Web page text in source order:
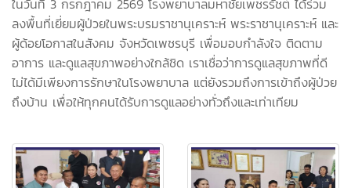
ในวันที่ 3 กรกฎาคม 2569 โรงพยาบาลมหาชัยเพชรรัชต์ ได้ร่วม
ลงพื้นที่เยี่ยมผู้ป่วยในพระบรมราชานุเคราะห์ พระราชานุเคราะห์ และ
ผู้ด้อยโอกาสในสังคม จังหวัดเพชรบุรี เพื่อมอบกำลังใจ ติดตาม
อาการ และดูแลสุขภาพอย่างใกล้ชิด เราเชื่อว่าการดูแลสุขภาพที่ดี
ไม่ได้มีเพียงการรักษาในโรงพยาบาล แต่ยังรวมถึงการเข้าถึงผู้ป่วย
ถึงบ้าน เพื่อให้ทุกคนได้รับการดูแลอย่างทั่วถึงและเท่าเทียม